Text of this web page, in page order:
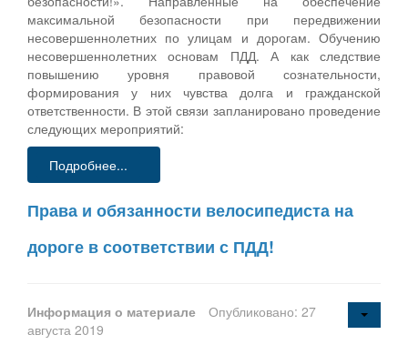
максимальной безопасности при передвижении
несовершеннолетних по улицам и дорогам. Обучению
несовершеннолетних основам ПДД. А как следствие
повышению уровня правовой сознательности,
формирования у них чувства долга и гражданской
ответственности. В этой связи запланировано проведение
следующих мероприятий:
Подробнее...
Права и обязанности велосипедиста на
дороге в соответствии с ПДД!
Информация о материале
Опубликовано: 27
августа 2019